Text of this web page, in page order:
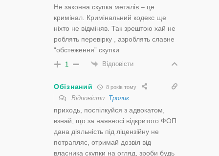
Не законна скупка металів – це
кримінал. Кримінальний кодекс ще
ніхто не відміняв. Так зрештою хай не
роблять перевірку , азроблять славне
“обстеження” скупки
1 Відповісти
Обізнаний 8 років тому
Відповісти Тролик
приходь, поспілкуйся з адвокатом,
взнай, що за наявносі відкритого ФОП
дана діяльність під ліцензійну не
потрапляє, отримай дозвіл від
власника скупки на огляд, зроби будь